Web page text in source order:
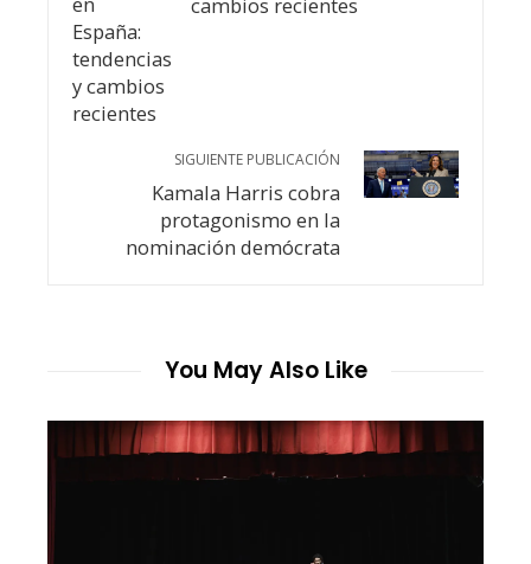
cambios recientes
SIGUIENTE PUBLICACIÓN
Kamala Harris cobra
protagonismo en la
nominación demócrata
You May Also Like